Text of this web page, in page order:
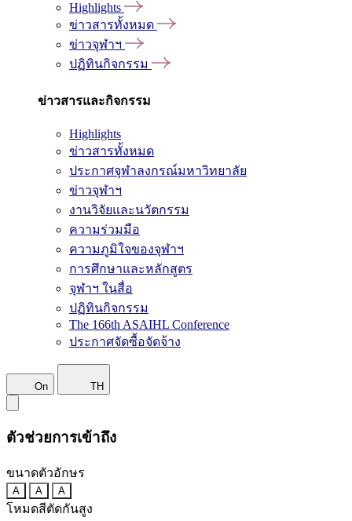
Highlights
ข่าวสารทั้งหมด
ข่าวจุฬาฯ
ปฏิทินกิจกรรม
ข่าวสารและกิจกรรม
Highlights
ข่าวสารทั้งหมด
ประกาศจุฬาลงกรณ์มหาวิทยาลัย
ข่าวจุฬาฯ
งานวิจัยและนวัตกรรม
ความร่วมมือ
ความภูมิใจของจุฬาฯ
การศึกษาและหลักสูตร
จุฬาฯ ในสื่อ
ปฏิทินกิจกรรม
The 166th ASAIHL Conference
ประกาศจัดซื้อจัดจ้าง
On TH
ตัวช่วยการเข้าถึง
ขนาดตัวอักษร
A A A
โหมดสีตัดกันสูง